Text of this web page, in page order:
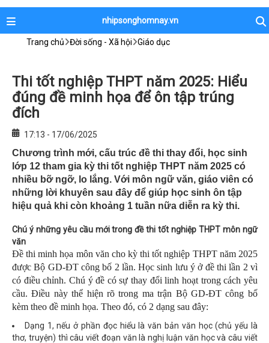
nhipsonghomnay.vn
Trang chủ Đời sống - Xã hội Giáo dục
Thi tốt nghiệp THPT năm 2025: Hiểu
đúng đề minh họa để ôn tập trúng
đích
17:13 - 17/06/2025
Chương trình mới, cấu trúc đề thi thay đổi, học sinh
lớp 12 tham gia kỳ thi tốt nghiệp THPT năm 2025 có
nhiều bỡ ngỡ, lo lắng. Với môn ngữ văn, giáo viên có
những lời khuyên sau đây để giúp học sinh ôn tập
hiệu quả khi còn khoảng 1 tuần nữa diễn ra kỳ thi.
Chú ý những yêu cầu mới trong đề thi tốt nghiệp THPT môn ngữ
văn
Đề thi minh họa môn văn cho kỳ thi tốt nghiệp THPT năm 2025
được Bộ GD-ĐT công bố 2 lần. Học sinh lưu ý ở đề thi lần 2 vì
có điều chỉnh. Chú ý đề có sự thay đổi linh hoạt trong cách yêu
cầu. Điều này thể hiện rõ trong ma trận Bộ GD-ĐT công bố
kèm theo đề minh họa. Theo đó, có 2 dạng sau đây:
Dạng 1, nếu ở phần đọc hiểu là văn bản văn học (chủ yếu là
thơ, truyện) thì câu viết đoạn văn là nghị luận văn học và câu viết